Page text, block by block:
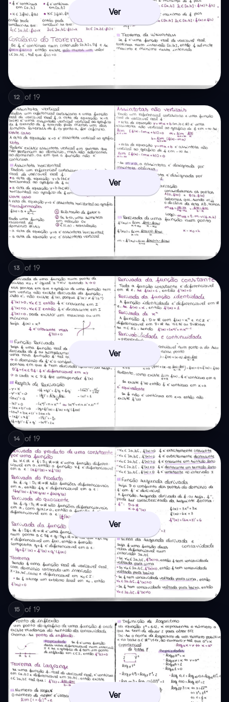
Ver
12 of 19
Ver
13 of 19
Ver
14 of 19
Ver
15 of 19
Ver